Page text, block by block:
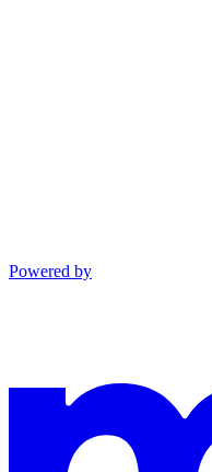
Powered by